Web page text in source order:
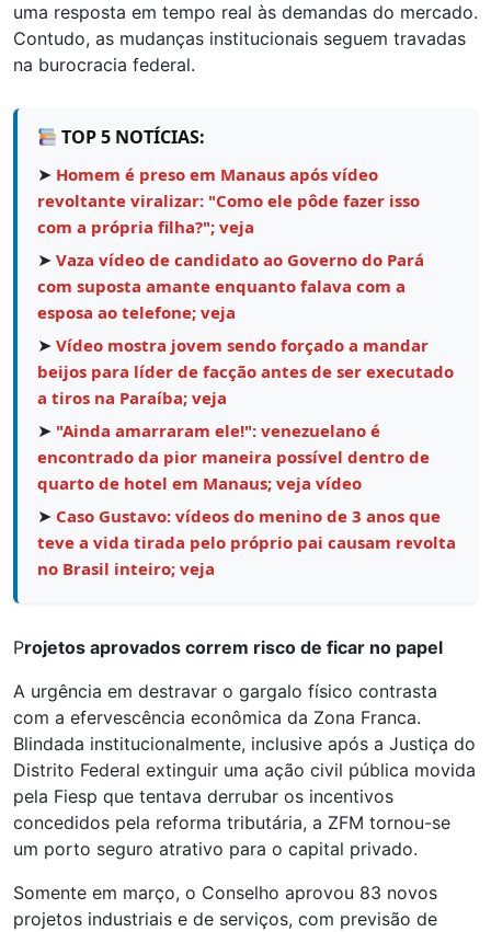
uma resposta em tempo real às demandas do mercado.
Contudo, as mudanças institucionais seguem travadas
na burocracia federal.
TOP 5 NOTÍCIAS:
➤ Homem é preso em Manaus após vídeo
revoltante viralizar: "Como ele pôde fazer isso
com a própria filha?"; veja
➤ Vaza vídeo de candidato ao Governo do Pará
com suposta amante enquanto falava com a
esposa ao telefone; veja
➤ Vídeo mostra jovem sendo forçado a mandar
beijos para líder de facção antes de ser executado
a tiros na Paraíba; veja
➤ "Ainda amarraram ele!": venezuelano é
encontrado da pior maneira possível dentro de
quarto de hotel em Manaus; veja vídeo
➤ Caso Gustavo: vídeos do menino de 3 anos que
teve a vida tirada pelo próprio pai causam revolta
no Brasil inteiro; veja
Projetos aprovados correm risco de ficar no papel
A urgência em destravar o gargalo físico contrasta
com a efervescência econômica da Zona Franca.
Blindada institucionalmente, inclusive após a Justiça do
Distrito Federal extinguir uma ação civil pública movida
pela Fiesp que tentava derrubar os incentivos
concedidos pela reforma tributária, a ZFM tornou-se
um porto seguro atrativo para o capital privado.
Somente em março, o Conselho aprovou 83 novos
projetos industriais e de serviços, com previsão de